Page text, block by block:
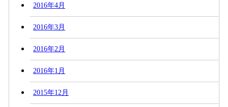
2016年4月
2016年3月
2016年2月
2016年1月
2015年12月